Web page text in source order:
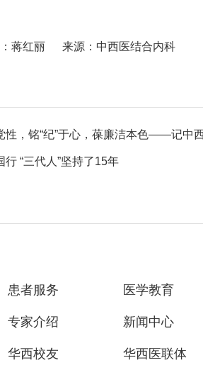
蒋红丽 来源：中西医结合内科
性，铭“纪”于心，葆廉洁本色——记中
“三代人”坚持了15年
患者服务 医学教育
专家介绍 新闻中心
华西校友 华西医联体